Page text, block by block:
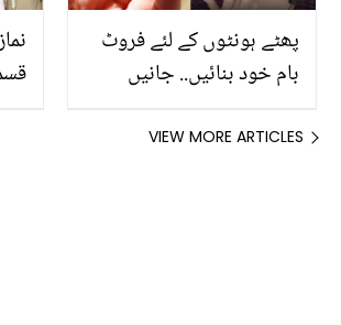
پھٹے ہونٹوں کے لئے فروٹ
بام خود بنائیں.. جانیں
سستا لپ بام بنانے کا طریقہ
VIEW MORE ARTICLES